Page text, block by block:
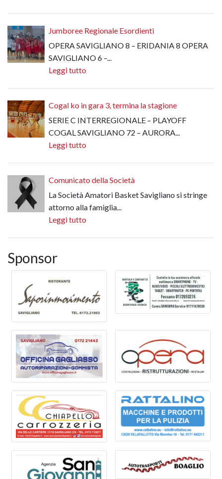
Jumboree Regionale Esordienti
OPERA SAVIGLIANO 8 – ERIDANIA 8 OPERA
SAVIGLIANO 6 –...
Leggi tutto
Cogal ko in gara 3, termina la stagione
SERIE C INTERREGIONALE – PLAYOFF
COGAL SAVIGLIANO 72 – AURORA...
Leggi tutto
Comunicato della Società
La Società Amatori Basket Savigliano si stringe
attorno alla famiglia...
Leggi tutto
Sponsor